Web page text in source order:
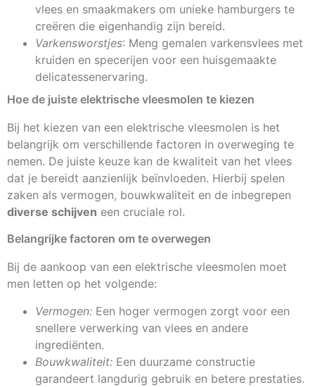
vlees en smaakmakers om unieke hamburgers te
creëren die eigenhandig zijn bereid.
Varkensworstjes: Meng gemalen varkensvlees met
kruiden en specerijen voor een huisgemaakte
delicatessenervaring.
Hoe de juiste elektrische vleesmolen te kiezen
Bij het kiezen van een elektrische vleesmolen is het
belangrijk om verschillende factoren in overweging te
nemen. De juiste keuze kan de kwaliteit van het vlees
dat je bereidt aanzienlijk beïnvloeden. Hierbij spelen
zaken als vermogen, bouwkwaliteit en de inbegrepen
diverse schijven een cruciale rol.
Belangrijke factoren om te overwegen
Bij de aankoop van een elektrische vleesmolen moet
men letten op het volgende:
Vermogen: Een hoger vermogen zorgt voor een
snellere verwerking van vlees en andere
ingrediënten.
Bouwkwaliteit: Een duurzame constructie
garandeert langdurig gebruik en betere prestaties.